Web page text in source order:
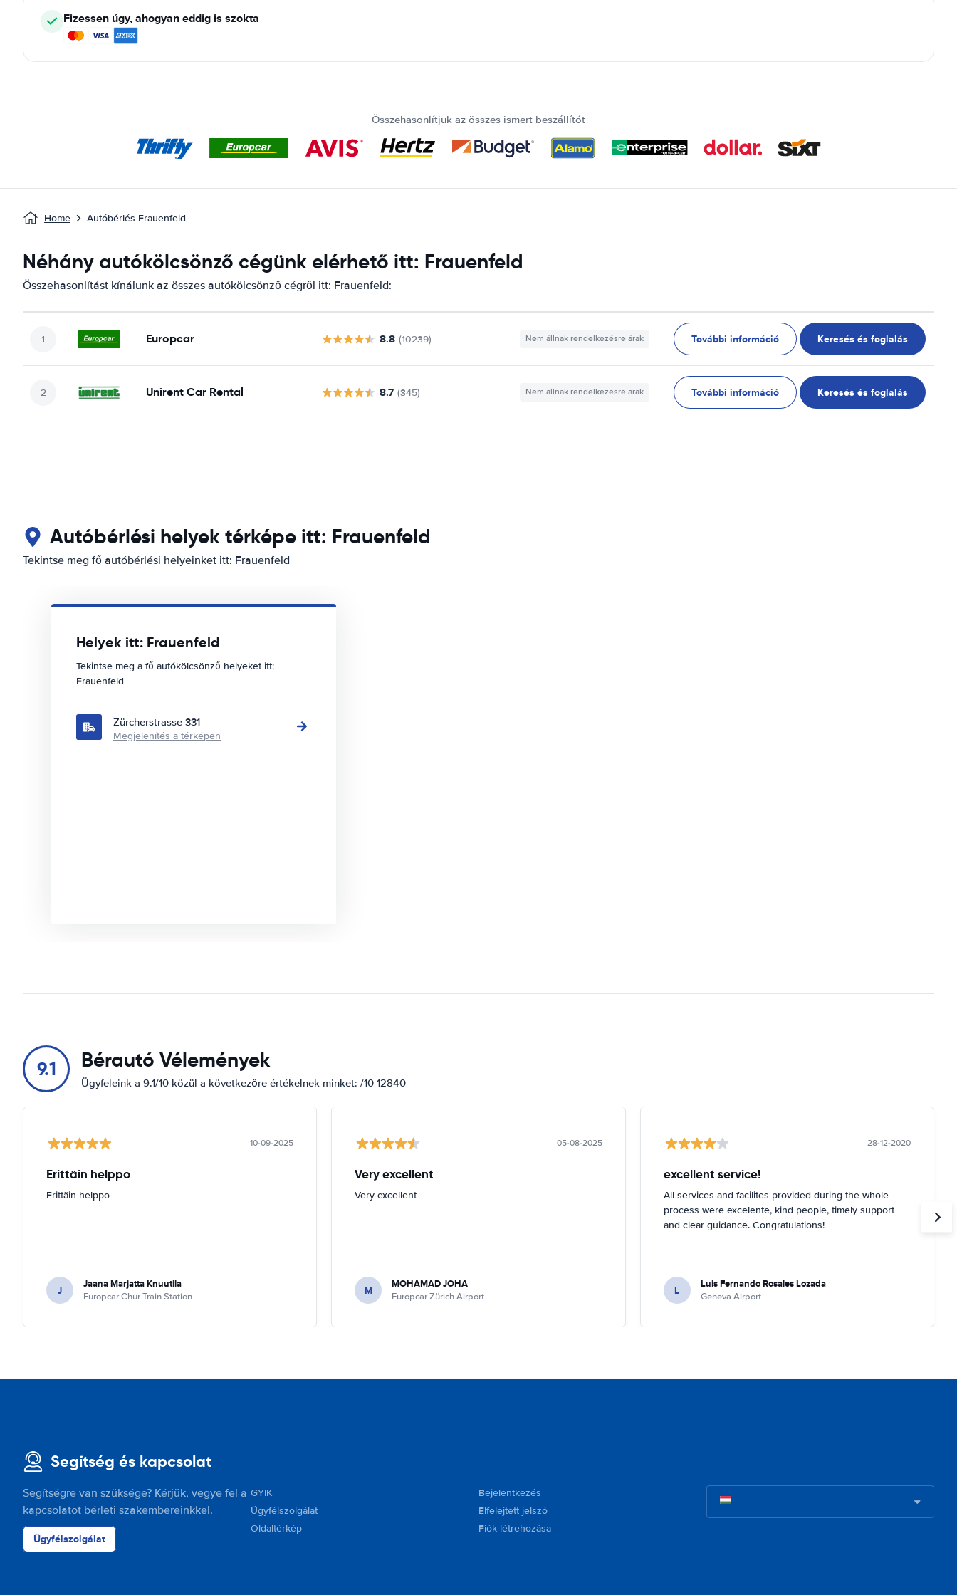
Fizessen úgy, ahogyan eddig is szokta
Összehasonlítjuk az összes ismert beszállítót
Home Autóbérlés Frauenfeld
Néhány autókölcsönző cégünk elérhető itt: Frauenfeld
Összehasonlítást kínálunk az összes autókölcsönző cégről itt: Frauenfeld:
Europcar 8.8 (10239) Nem állnak rendelkezésre árak További információ Keresés és foglalás
Unirent Car Rental 8.7 (345) Nem állnak rendelkezésre árak További információ Keresés és foglalás
Autóbérlési helyek térképe itt: Frauenfeld
Tekintse meg fő autóbérlési helyeinket itt: Frauenfeld
Helyek itt: Frauenfeld
Tekintse meg a fő autókölcsönző helyeket itt:
Frauenfeld
Zürcherstrasse 331
Megjelenítés a térképen
9.1 Bérautó Vélemények
Ügyfeleink a 9.1/10 közül a következőre értékelnek minket: /10 12840
10-09-2025
Erittäin helppo
Erittäin helppo
J Jaana Marjatta Knuutila
Europcar Chur Train Station
05-08-2025
Very excellent
Very excellent
M MOHAMAD JOHA
Europcar Zürich Airport
28-12-2020
excellent service!
All services and facilites provided during the whole
process were excelente, kind people, timely support
and clear guidance. Congratulations!
L Luis Fernando Rosales Lozada
Geneva Airport
Segítség és kapcsolat
Segítségre van szüksége? Kérjük, vegye fel a
kapcsolatot bérleti szakembereinkkel.
Ügyfélszolgálat
GYIK
Ügyfélszolgálat
Oldaltérkép
Bejelentkezés
Elfelejtett jelszó
Fiók létrehozása